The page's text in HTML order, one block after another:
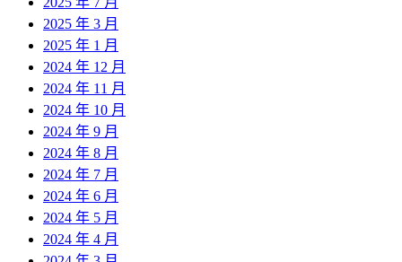
2025 年 3 月
2025 年 1 月
2024 年 12 月
2024 年 11 月
2024 年 10 月
2024 年 9 月
2024 年 8 月
2024 年 7 月
2024 年 6 月
2024 年 5 月
2024 年 4 月